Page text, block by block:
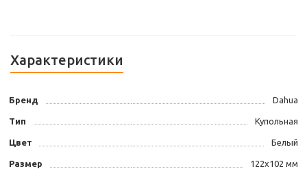
Характеристики
Бренд Dahua
Тип Купольная
Цвет Белый
Размер 122х102 мм